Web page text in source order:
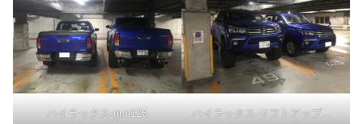
ハイラックス-gun125 ハイラックス-リフトアップ比較